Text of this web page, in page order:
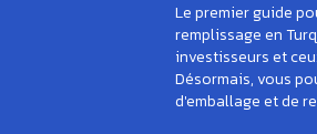
Le premier guide
remplissage en
investisseurs et
Désormais, vous
d'emballage et de